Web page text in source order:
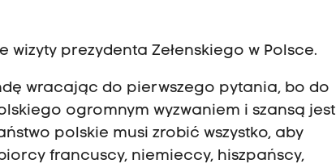
prezydenta Zełenskiego w Polsce.
wracając do pierwszego pytania, bo do
ogromnym wyzwaniem i szansą jest
polskie musi zrobić wszystko, aby
francuscy, niemieccy, hiszpańscy,